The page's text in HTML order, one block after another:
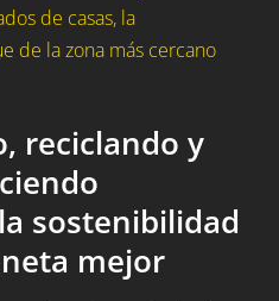
de casas, la
de la zona más cercano
reciclando y
sostenibilidad
mejor